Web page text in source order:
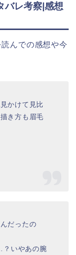
バレ考察|感想
んでの感想や今
かけて見比
き方も眉毛
だったの
？いやあの腕